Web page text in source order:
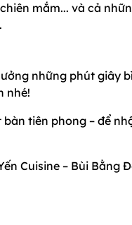
mắm... và cả
những phút giây
nhé!
tiên phong – để
Cuisine – Bùi Bằng